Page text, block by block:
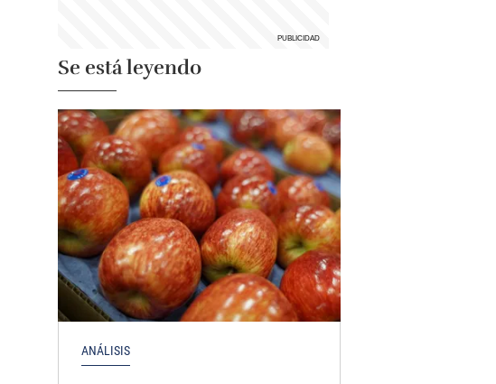
Se está leyendo
ANÁLISIS